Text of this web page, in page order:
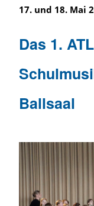
17. und 18. Mai
Das 1.
Ballsaal